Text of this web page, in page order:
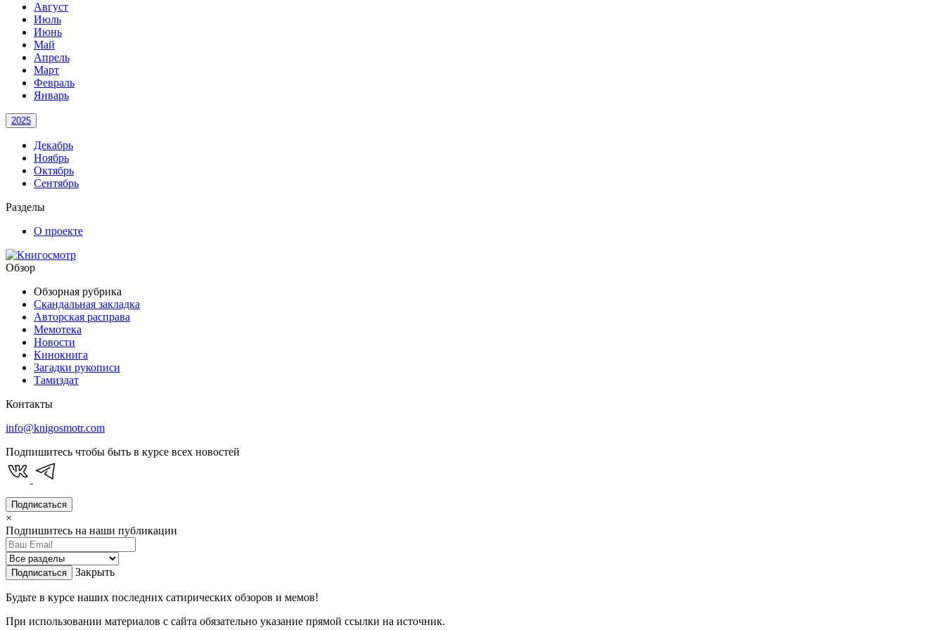
Август
Июль
Июнь
Май
Апрель
Март
Февраль
Январь
2025
Декабрь
Ноябрь
Октябрь
Сентябрь
Разделы
О проекте
Обзор
Обзорная рубрика
Скандальная закладка
Авторская расправа
Мемотека
Новости
Кинокнига
Загадки рукописи
Тамиздат
Контакты
info@knigosmotr.com
Подпишитесь чтобы быть в курсе всех новостей
Подписаться
×
Подпишитесь на наши публикации
Подписаться Закрыть
Будьте в курсе наших последних сатирических обзоров и мемов!
При использовании материалов с сайта обязательно указание прямой ссылки на источник.